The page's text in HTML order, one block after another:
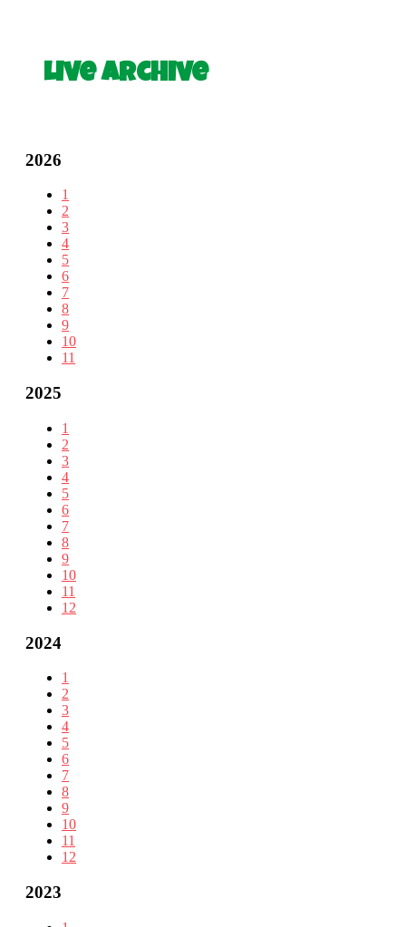
Live Archive
2026
1
2
3
4
5
6
7
8
9
10
11
2025
1
2
3
4
5
6
7
8
9
10
11
12
2024
1
2
3
4
5
6
7
8
9
10
11
12
2023